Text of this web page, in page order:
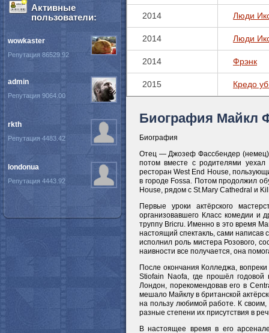
2014 Люди
2014 Люди
2014 Фрэнк
2015 Кредо
Биография Майкл
Биография
Отец — Джозеф Фассбендер
потом вместе с родителями
ресторан West End House,
в городе Fossa. Потом продолжил
House, рядом с St.Mary Cathedral и
Первые уроки актёрского
организовавшего Класс комедии и
труппу Bricru. Именно в это время
настоящий спектакль, сами
исполнил роль мистера Розового,
наивности все получается, она
После окончания Колледжа,
Stiofain Naofa, где прошёл годовой
Лондон, порекомендовав его в
мешало Майклу в британской
на пользу любимой работе. К
разные степени их присутствия в
В настоящее время в его
Активные
пользователи:
wowkaster
Репутация 86529.92
admin
Репутация 9064.00
rkth
Репутация 4483.42
londonua
Репутация 4443.92